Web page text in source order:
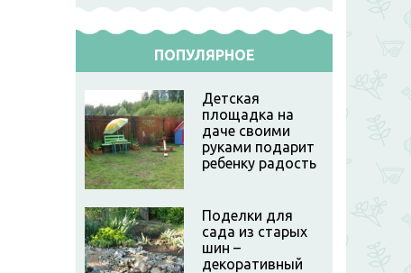
ПОПУЛЯРНОЕ
Детская
площадка на
даче своими
руками подарит
ребенку радость
Поделки для
сада из старых
шин –
декоративный